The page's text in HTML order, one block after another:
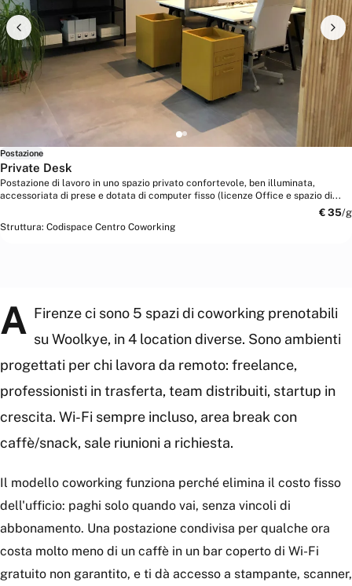
Postazione
Private Desk
Postazione di lavoro in uno spazio privato confortevole, ben illuminata,
accessoriata di prese e dotata di computer fisso (licenze Office e spazio di...
€ 35/g
Struttura: Codispace Centro Coworking
A Firenze ci sono 5 spazi di coworking prenotabili
su Woolkye, in 4 location diverse. Sono ambienti
progettati per chi lavora da remoto: freelance,
professionisti in trasferta, team distribuiti, startup in
crescita. Wi-Fi sempre incluso, area break con
caffè/snack, sale riunioni a richiesta.
Il modello coworking funziona perché elimina il costo fisso
dell'ufficio: paghi solo quando vai, senza vincoli di
abbonamento. Una postazione condivisa per qualche ora
costa molto meno di un caffè in un bar coperto di Wi-Fi
gratuito non garantito, e ti dà accesso a stampante, scanner,